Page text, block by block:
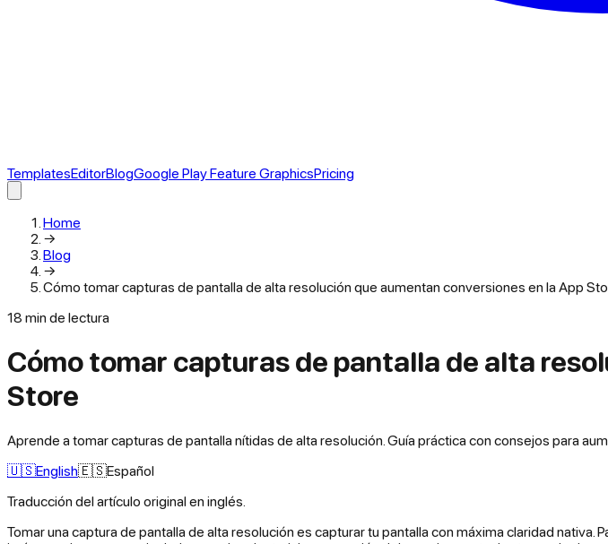
TemplatesEditorBlogGoogle Play Feature GraphicsPricing
Home
→
Blog
→
Cómo tomar capturas de pantalla de alta resolución que aumentan conversiones en la App
18 min de lectura
Cómo tomar capturas de pantalla de alta
Store
Aprende a tomar capturas de pantalla nítidas de alta resolución. Guía práctica con consejos para
🇺🇸English🇪🇸Español
Traducción del artículo original en inglés.
Tomar una captura de pantalla de alta resolución es capturar tu pantalla con máxima claridad